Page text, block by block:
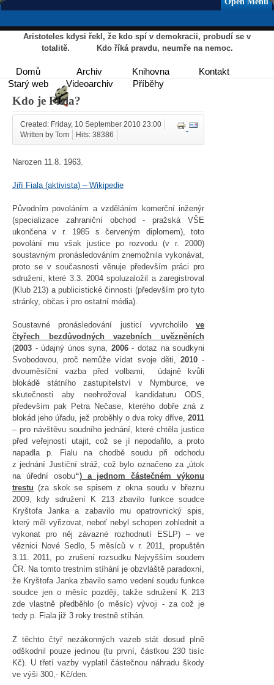
Aristoteles kdysi řekl, že kdo spí v demokracii, probudí se v
totalitě. Kdo říká pravdu, neumře na nemoc.
Domů Archiv Knihovna
Kontakt
Starý web
Videoarchiv Příběhy
Kdo je Fiala?
Created: Friday, 10 September 2010 23:00
Written by Tom
Hits: 38386
Narozen 11.8. 1963.
Jiří Fiala (aktivista) – Wikipedie
Původním povoláním a vzděláním komerční inženýr
(specializace zahraniční obchod - pražská VŠE
ukončena v r. 1985 s červeným diplomem), toto
povolání mu však justice po rozvodu (v r. 2000)
soustavným pronásledováním znemožnila vykonávat,
proto se v současnosti věnuje především práci pro
sdružení, které 3.3. 2004 spoluzaložil a zaregistroval
(Klub 213) a publicistické činnosti (především pro tyto
stránky, občas i pro ostatní média).
Soustavné pronásledování justicí vyvrcholilove
čtyřech bezdůvodných vazebních uvězněních
(2003 - údajný únos syna, 2006- dotaz na soudkyni
Svobodovou, proč nemůže vídat svoje děti, 2010 -
dvouměsíční vazba před volbami, údajně kvůli
blokádě státního zastupitelství v Nymburce, ve
skutečnosti aby neohrožoval kandidaturu ODS,
především pak Petra Nečase, kterého dobře zná z
blokád jeho úřadu, jež proběhly o dva roky dříve,2011
– pro návštěvu soudního jednání, které chtěla justice
před veřejností utajit, což se jí nepodařilo, a proto
napadla p. Fialu na chodbě soudu při odchodu
z jednání Justiční stráž, což bylo označeno za „útok
na úřední osobu“)a jednom částečném výkonu
trestu (za skok se spisem z okna soudu v březnu
2009, kdy sdružení K 213 zbavilo funkce soudce
Kryštofa Janka a zabavilo mu opatrovnický spis,
který měl vyřizovat, neboť nebyl schopen zohlednit a
vykonat pro něj závazné rozhodnutí ESLP) – ve
věznici Nové Sedlo, 5 měsíců v r. 2011, propuštěn
3.11. 2011, po zrušení rozsudku Nejvyšším soudem
ČR. Na tomto trestním stíhání je obzvláště paradoxní,
že Kryštofa Janka zbavilo samo vedení soudu funkce
soudce jen o měsíc později, takže sdružení K 213
zde vlastně předběhlo (o měsíc) vývoji - za což je
tedy p. Fiala již 3 roky trestně stíhán.
Z těchto čtyř nezákonných vazeb stát dosud plně
odškodnil pouze jedinou (tu první, částkou 230 tisíc
Kč). U třetí vazby vyplatil částečnou náhradu škody
ve výši 300,- Kč/den.